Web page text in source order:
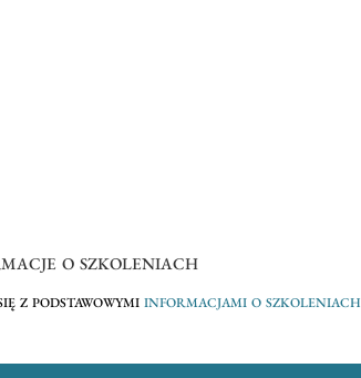
o szkoleniach
z podstawowymiinformacjami o szkoleniach